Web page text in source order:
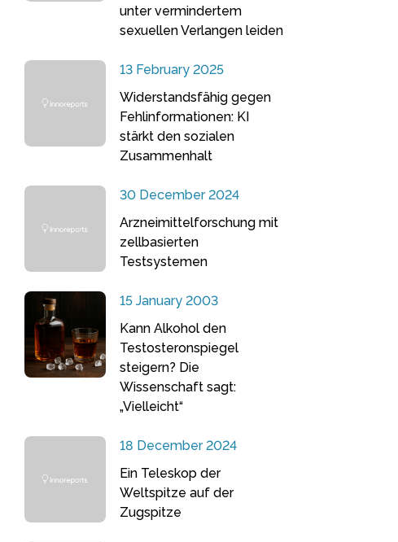
unter vermindertem
sexuellen Verlangen leiden
13 February 2025
Widerstandsfähig gegen
Fehlinformationen: KI
stärkt den sozialen
Zusammenhalt
30 December 2024
Arzneimittelforschung mit
zellbasierten
Testsystemen
15 January 2003
Kann Alkohol den
Testosteronspiegel
steigern? Die
Wissenschaft sagt:
„Vielleicht“
18 December 2024
Ein Teleskop der
Weltspitze auf der
Zugspitze